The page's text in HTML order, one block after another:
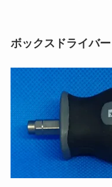
ボックスドライバー